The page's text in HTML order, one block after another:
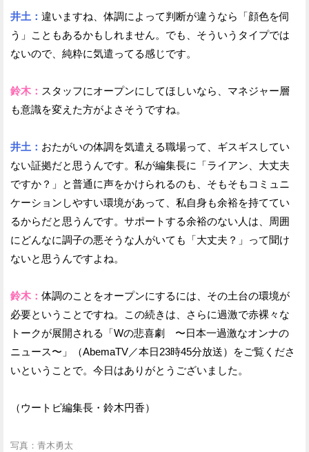
井土： 違いますね、体調によって判断が違うなら「顔色を伺
う」こともあるかもしれません。でも、そういうタイプでは
ないので、純粋に気遣ってる感じです。
鈴木： スタッフにオープンにしてほしいなら、マネジャー層
も意識を変えた方がよさそうですね。
井土： おたがいの体調を気遣える職場って、ギスギスしてい
ない証拠だと思うんです。私が編集長に「ライアン、大丈夫
ですか？」と普通に声をかけられるのも、そもそもコミュニ
ケーションしやすい環境があって、私自身も余裕を持ててい
るからだと思うんです。サポートする余裕のない人は、周囲
にどんなに調子の悪そうな人がいても「大丈夫？」って聞け
ないと思うんですよね。
鈴木： 体調のことをオープンにするには、その土台の環境が
必要ということですね。この続きは、さらに過激で赤裸々な
トークが展開される「Wの悲喜劇 〜日本一過激なオンナの
ニュース〜」（AbemaTV／本日23時45分放送）をご覧くださ
いということで。今日はありがとうございました。
（ウートピ編集長・鈴木円香）
写真：青木勇太